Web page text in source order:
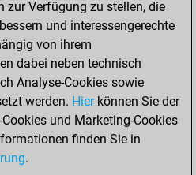
of 1
Fritz
a new Elo
August
created
zur Verfügung zu stellen, die
und interessengerechte
von ihrem
dabei neben technisch
Analyse-Cookies sowie
werden. Hierkönnen Sie der
und Marketing-Cookies
finden Sie in
.